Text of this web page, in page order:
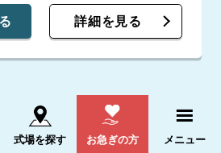
詳細を見る
る 電話をかける
式場を探す お急ぎの方 メニュー